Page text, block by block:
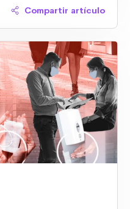
Compartir artículo